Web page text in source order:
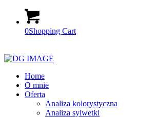
0Shopping Cart
Home
O mnie
Oferta
Analiza kolorystyczna
Analiza sylwetki